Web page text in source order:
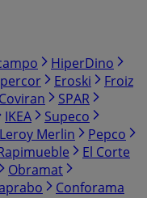
HiperDino
Eroski
Froiz
Coviran
SPAR
IKEA
Supeco
Leroy Merlin
Pepco
El Corte
Obramat
Conforama